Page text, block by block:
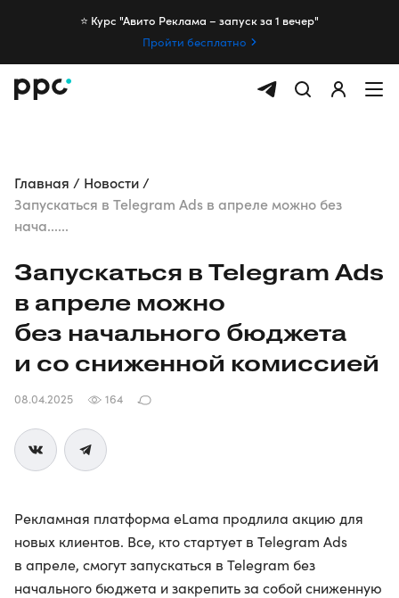
⭐️ Курс "Авито Реклама – запуск за 1 вечер"
Пройти бесплатно
Главная
Новости
Запускаться в Telegram Ads в апреле можно без
нача......
Запускаться в Telegram Ads
в апреле можно
без начального бюджета
и со сниженной комиссией
08.04.2025 164
Рекламная платформа eLama продлила акцию для
новых клиентов. Все, кто стартует в Telegram Ads
в апреле, смогут запускаться в Telegram без
начального бюджета и закрепить за собой сниженную